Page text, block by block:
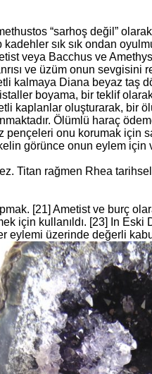
“sarhoş değil”
sık sık ondan
veya Bacchus ve
ve üzüm onun sevgisini
kalmaya Diana beyaz taş
boyama, bir teklif
kaplanlar oluşturarak, bir
Ölümlü haraç
pençeleri onu korumak için
görünce onun eylem için
Titan rağmen Rhea
[21] Ametist ve burç
için kullanıldı. [23] In Eski
eylemi üzerinde değerli